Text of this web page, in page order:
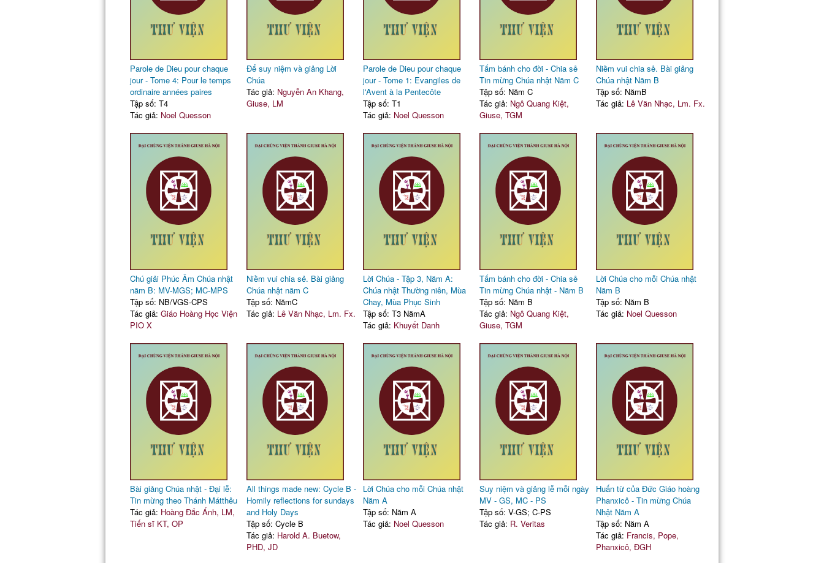
Parole de Dieu pour chaque
jour - Tome 4: Pour le temps
ordinaire années paires
Tập số: T4
Tác giả: Noel Quesson
Để suy niệm và giảng Lời
Chúa
Tác giả: Nguyễn An Khang,
Giuse, LM
Parole de Dieu pour chaque
jour - Tome 1: Evangiles de
l'Avent à la Pentecôte
Tập số: T1
Tác giả: Noel Quesson
Tấm bánh cho đời - Chia sẻ
Tin mừng Chúa nhật Năm C
Tập số: Năm C
Tác giả: Ngô Quang Kiệt,
Giuse, TGM
Niềm vui chia sẻ. Bài giảng
Chúa nhật Năm B
Tập số: NămB
Tác giả: Lê Văn Nhạc, Lm. Fx.
Chú giải Phúc Âm Chúa nhật
năm B: MV-MGS; MC-MPS
Tập số: NB/VGS-CPS
Tác giả: Giáo Hoàng Học Viện
PIO X
Niềm vui chia sẻ. Bài giảng
Chúa nhật năm C
Tập số: NămC
Tác giả: Lê Văn Nhạc, Lm. Fx.
Lời Chúa - Tập 3, Năm A:
Chúa nhật Thường niên, Mùa
Chay, Mùa Phục Sinh
Tập số: T3 NămA
Tác giả: Khuyết Danh
Tấm bánh cho đời - Chia sẻ
Tin mừng Chúa nhật - Năm B
Tập số: Năm B
Tác giả: Ngô Quang Kiệt,
Giuse, TGM
Lời Chúa cho mỗi Chúa nhật
Năm B
Tập số: Năm B
Tác giả: Noel Quesson
Bài giảng Chúa nhật - Đại lễ:
Tin mừng theo Thánh Mátthêu
Tác giả: Hoàng Đắc Ánh, LM,
Tiến sĩ KT, OP
All things made new: Cycle B -
Homily reflections for sundays
and Holy Days
Tập số: Cycle B
Tác giả: Harold A. Buetow,
PHD, JD
Lời Chúa cho mỗi Chúa nhật
Năm A
Tập số: Năm A
Tác giả: Noel Quesson
Suy niệm và giảng lễ mỗi ngày
MV - GS, MC - PS
Tập số: V-GS; C-PS
Tác giả: R. Veritas
Huấn từ của Đức Giáo hoàng
Phanxicô - Tin mừng Chúa
Nhật Năm A
Tập số: Năm A
Tác giả: Francis, Pope,
Phanxicô, ĐGH